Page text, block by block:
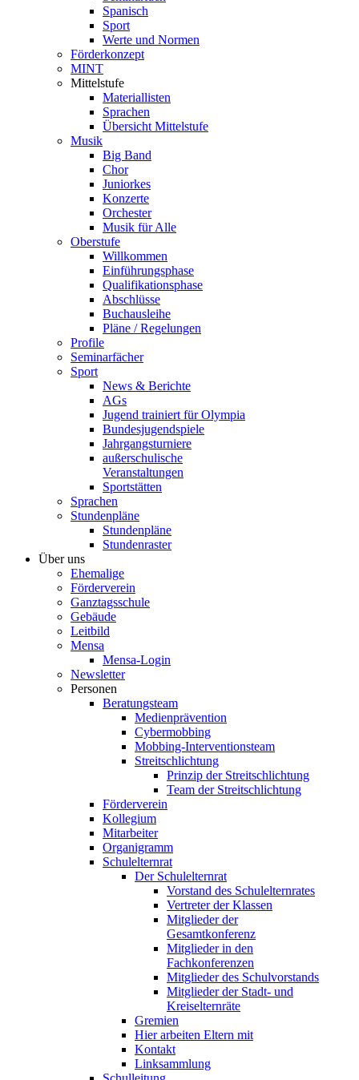
Spanisch
Sport
Werte und Normen
Förderkonzept
MINT
Mittelstufe
Materiallisten
Sprachen
Übersicht Mittelstufe
Musik
Big Band
Chor
Juniorkes
Konzerte
Orchester
Musik für Alle
Oberstufe
Willkommen
Einführungsphase
Qualifikationsphase
Abschlüsse
Buchausleihe
Pläne / Regelungen
Profile
Seminarfächer
Sport
News & Berichte
AGs
Jugend trainiert für Olympia
Bundesjugendspiele
Jahrgangsturniere
außerschulische
Veranstaltungen
Sportstätten
Sprachen
Stundenpläne
Stundenpläne
Stundenraster
Über uns
Ehemalige
Förderverein
Ganztagsschule
Gebäude
Leitbild
Mensa
Mensa-Login
Newsletter
Personen
Beratungsteam
Medienprävention
Cybermobbing
Mobbing-Interventionsteam
Streitschlichtung
Prinzip der Streitschlichtung
Team der Streitschlichtung
Förderverein
Kollegium
Mitarbeiter
Organigramm
Schulelternrat
Der Schulelternrat
Vorstand des Schulelternrates
Vertreter der Klassen
Mitglieder der
Gesamtkonferenz
Mitglieder in den
Fachkonferenzen
Mitglieder des Schulvorstands
Mitglieder der Stadt- und
Kreiselternräte
Gremien
Hier arbeiten Eltern mit
Kontakt
Linksammlung